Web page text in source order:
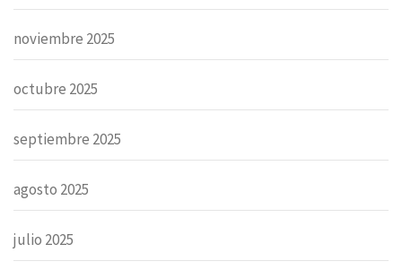
noviembre 2025
octubre 2025
septiembre 2025
agosto 2025
julio 2025